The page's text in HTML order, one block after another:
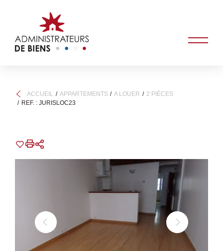
ACCUEIL APPARTEMENTS A LOUER
2 PIÈCES
REF. : JURISLOC23